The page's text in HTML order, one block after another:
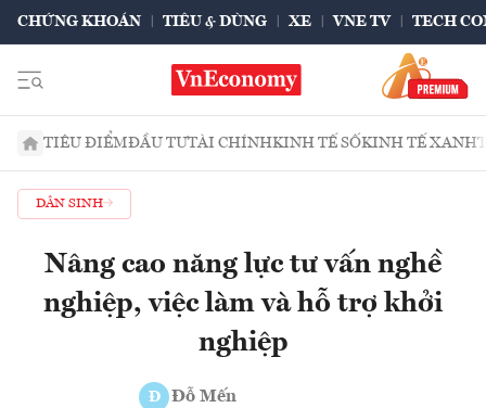
CHỨNG KHOÁN TIÊU & DÙNG XE VNE TV TECH
TIÊU ĐIỂMĐẦU TƯTÀI CHÍNHKINH TẾ SỐKINH TẾ XANH
DÂN SINH
Nâng cao năng lực tư vấn nghề
nghiệp, việc làm và hỗ trợ khởi
nghiệp
Đ Đỗ Mến